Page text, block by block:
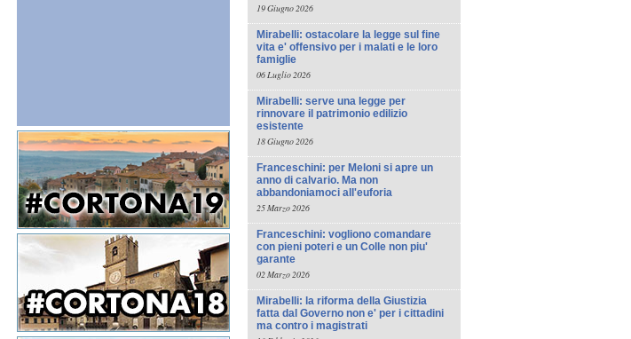
19 Giugno 2026
Mirabelli: ostacolare la legge sul fine
vita e' offensivo per i malati e le loro
famiglie
06 Luglio 2026
Mirabelli: serve una legge per
rinnovare il patrimonio edilizio
esistente
18 Giugno 2026
Franceschini: per Meloni si apre un
anno di calvario. Ma non
abbandoniamoci all'euforia
25 Marzo 2026
Franceschini: vogliono comandare
con pieni poteri e un Colle non piu'
garante
02 Marzo 2026
Mirabelli: la riforma della Giustizia
fatta dal Governo non e' per i cittadini
ma contro i magistrati